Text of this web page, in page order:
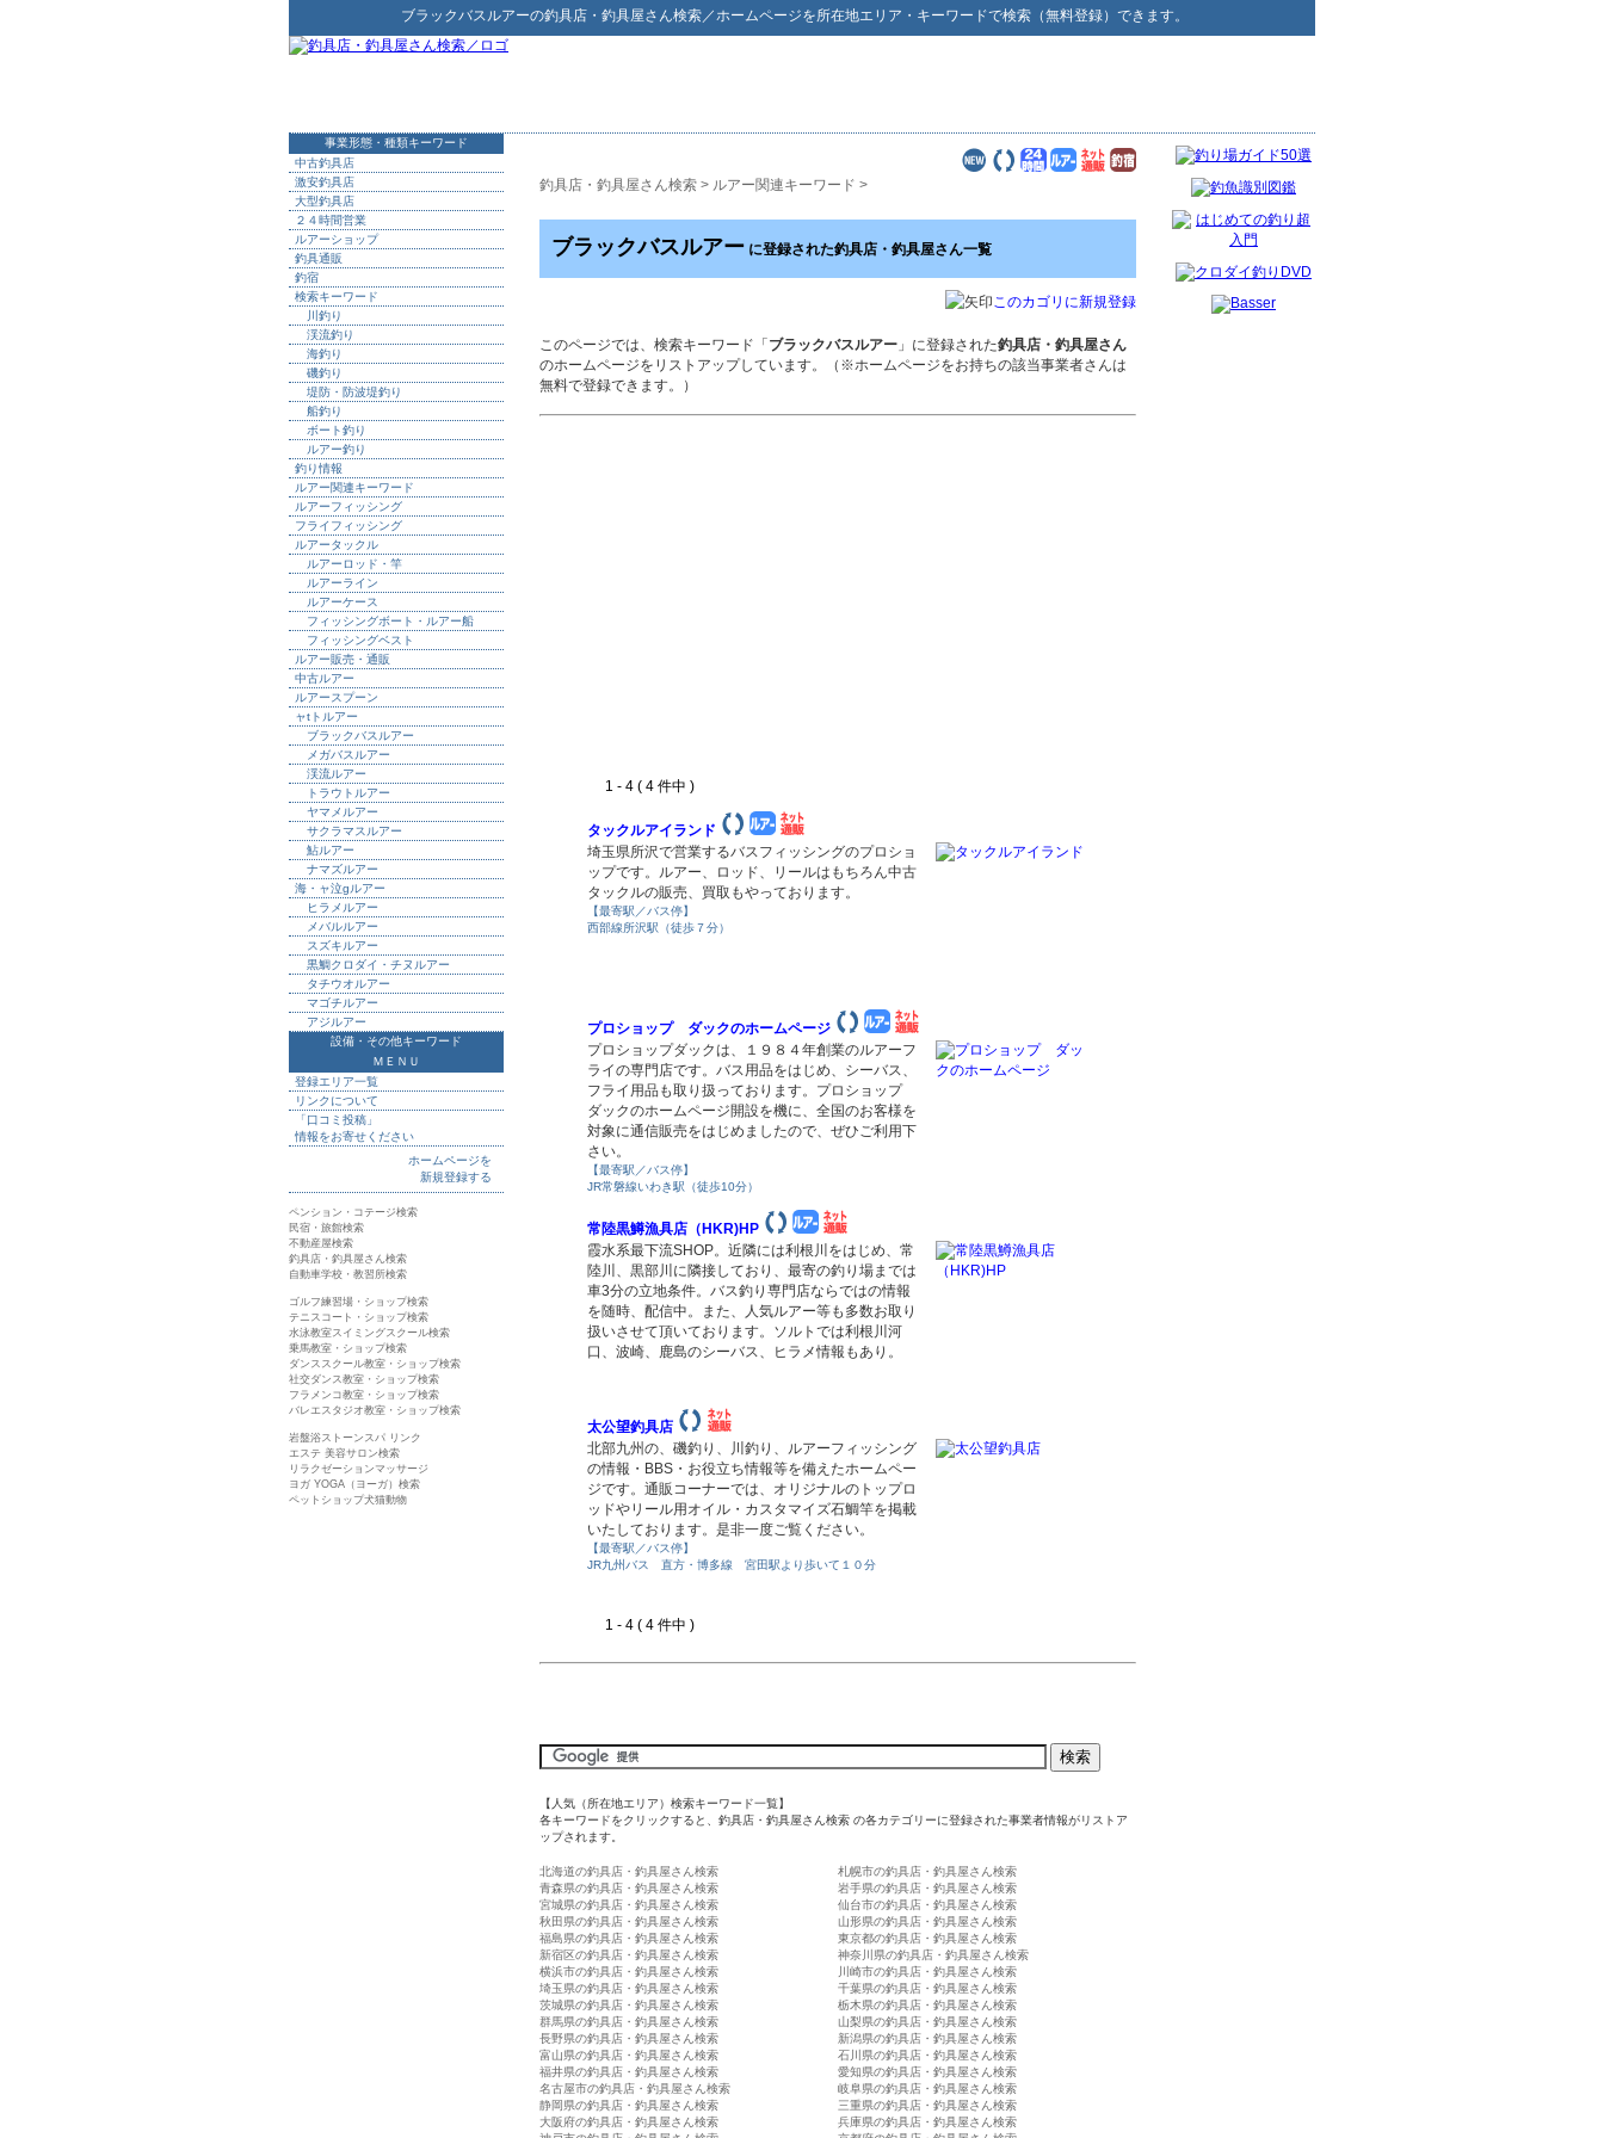
ブラックバスルアーの釣具店・釣具屋さん検索／ホームページを所在地エリア・キーワードで検索（無料登録）できます。
釣具店・釣具屋さん検索 > ルアー関連キーワード >
ブラックバスルアー に登録された釣具店・釣具屋さん一覧
このカゴリに新規登録
このページでは、検索キーワード「 ブラックバスルアー 」に登録された釣具店・釣具屋さん
のホームページをリストアップしています。（※ホームページをお持ちの該当事業者さんは
無料で登録できます。）
1 - 4 ( 4 件中 )
タックルアイランド
埼玉県所沢で営業するバスフィッシングのプロショ
ップです。ルアー、ロッド、リールはもちろん中古
タックルの販売、買取もやっております。
【最寄駅／バス停】
西部線所沢駅（徒歩７分）
プロショップ ダックのホームページ
プロショップダックは、１９８４年創業のルアーフ
ライの専門店です。バス用品をはじめ、シーバス、
フライ用品も取り扱っております。プロショップ
ダックのホームページ開設を機に、全国のお客様を
対象に通信販売をはじめましたので、ぜひご利用下
さい。
【最寄駅／バス停】
JR常磐線いわき駅（徒歩10分）
常陸黒鱒漁具店（HKR)HP
霞水系最下流SHOP。近隣には利根川をはじめ、常
陸川、黒部川に隣接しており、最寄の釣り場までは
車3分の立地条件。バス釣り専門店ならではの情報
を随時、配信中。また、人気ルアー等も多数お取り
扱いさせて頂いております。ソルトでは利根川河
口、波崎、鹿島のシーバス、ヒラメ情報もあり。
太公望釣具店
北部九州の、磯釣り、川釣り、ルアーフィッシング
の情報・BBS・お役立ち情報等を備えたホームペー
ジです。通販コーナーでは、オリジナルのトップロ
ッドやリール用オイル・カスタマイズ石鯛竿を掲載
いたしております。是非一度ご覧ください。
【最寄駅／バス停】
JR九州バス 直方・博多線 宮田駅より歩いて１０分
1 - 4 ( 4 件中 )
【人気（所在地エリア）検索キーワード一覧】
各キーワードをクリックすると、釣具店・釣具屋さん検索 の各カテゴリーに登録された事業者情報がリストア
ップされます。
北海道の釣具店・釣具屋さん検索
札幌市の釣具店・釣具屋さん検索
青森県の釣具店・釣具屋さん検索
岩手県の釣具店・釣具屋さん検索
宮城県の釣具店・釣具屋さん検索
仙台市の釣具店・釣具屋さん検索
秋田県の釣具店・釣具屋さん検索
山形県の釣具店・釣具屋さん検索
福島県の釣具店・釣具屋さん検索
東京都の釣具店・釣具屋さん検索
新宿区の釣具店・釣具屋さん検索
神奈川県の釣具店・釣具屋さん検索
横浜市の釣具店・釣具屋さん検索
川崎市の釣具店・釣具屋さん検索
埼玉県の釣具店・釣具屋さん検索
千葉県の釣具店・釣具屋さん検索
茨城県の釣具店・釣具屋さん検索
栃木県の釣具店・釣具屋さん検索
群馬県の釣具店・釣具屋さん検索
山梨県の釣具店・釣具屋さん検索
長野県の釣具店・釣具屋さん検索
新潟県の釣具店・釣具屋さん検索
富山県の釣具店・釣具屋さん検索
石川県の釣具店・釣具屋さん検索
福井県の釣具店・釣具屋さん検索
愛知県の釣具店・釣具屋さん検索
名古屋市の釣具店・釣具屋さん検索
岐阜県の釣具店・釣具屋さん検索
静岡県の釣具店・釣具屋さん検索
三重県の釣具店・釣具屋さん検索
大阪府の釣具店・釣具屋さん検索
兵庫県の釣具店・釣具屋さん検索
事業形態・種類キーワード
中古釣具店
激安釣具店
大型釣具店
２４時間営業
ルアーショップ
釣具通販
釣宿
検索キーワード
川釣り
渓流釣り
海釣り
磯釣り
堤防・防波堤釣り
船釣り
ボート釣り
ルアー釣り
釣り情報
ルアー関連キーワード
ルアーフィッシング
フライフィッシング
ルアータックル
ルアーロッド・竿
ルアーライン
ルアーケース
フィッシングボート・ルアー船
フィッシングベスト
ルアー販売・通販
中古ルアー
ルアースプーン
ャtトルアー
ブラックバスルアー
メガバスルアー
渓流ルアー
トラウトルアー
ヤマメルアー
サクラマスルアー
鮎ルアー
ナマズルアー
海・ャ泣gルアー
ヒラメルアー
メバルルアー
スズキルアー
黒鯛クロダイ・チヌルアー
タチウオルアー
マゴチルアー
アジルアー
設備・その他キーワード
ＭＥＮＵ
登録エリア一覧
リンクについて
「口コミ投稿」
情報をお寄せください
ホームページを
新規登録する
ペンション・コテージ検索
民宿・旅館検索
不動産屋検索
釣具店・釣具屋さん検索
自動車学校・教習所検索
ゴルフ練習場・ショップ検索
テニスコート・ショップ検索
水泳教室スイミングスクール検索
乗馬教室・ショップ検索
ダンススクール教室・ショップ検索
社交ダンス教室・ショップ検索
フラメンコ教室・ショップ検索
バレエスタジオ教室・ショップ検索
岩盤浴ストーンスパ リンク
エステ 美容サロン検索
リラクゼーションマッサージ
ヨガ YOGA（ヨーガ）検索
ペットショップ犬猫動物